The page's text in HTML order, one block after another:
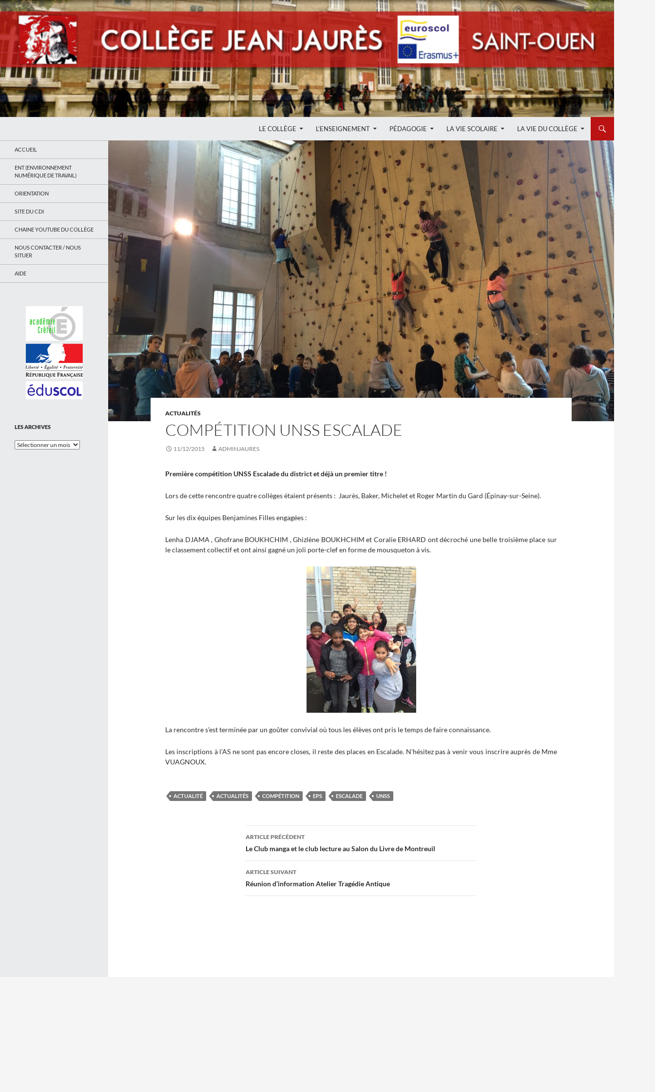
LE COLLÈGE L’ENSEIGNEMENT PÉDAGOGIE LA VIE SCOLAIRE LA VIE DU COLLÈGE
ACTUALITÉS
COMPÉTITION UNSS ESCALADE
11/12/2015 ADMINJAURES
Première compétition UNSS Escalade du district et déjà un premier titre !
Lors de cette rencontre quatre collèges étaient présents : Jaurès, Baker, Michelet et Roger Martin du Gard (Épinay-sur-Seine).
Sur les dix équipes Benjamines Filles engagées :
Lenha DJAMA , Ghofrane BOUKHCHIM , Ghizlène BOUKHCHIM et Coralie ERHARD ont décroché une belle troisième place sur
le classement collectif et ont ainsi gagné un joli porte-clef en forme de mousqueton à vis.
La rencontre s’est terminée par un goûter convivial où tous les élèves ont pris le temps de faire connaissance.
Les inscriptions à l’AS ne sont pas encore closes, il reste des places en Escalade. N’hésitez pas à venir vous inscrire auprès de Mme
VUAGNOUX.
ACTUALITÉ ACTUALITÉS COMPÉTITION EPS ESCALADE UNSS
Navigation
des
articles
ARTICLE PRÉCÉDENT
Le Club manga et le club lecture au Salon du Livre de Montreuil
ARTICLE SUIVANT
Réunion d’information Atelier Tragédie Antique
ACCUEIL
ENT (ENVIRONNEMENT
NUMÉRIQUE DE TRAVAIL)
ORIENTATION
SITE DU CDI
CHAINE YOUTUBE DU COLLÈGE
NOUS CONTACTER / NOUS
SITUER
AIDE
LES ARCHIVES
Les